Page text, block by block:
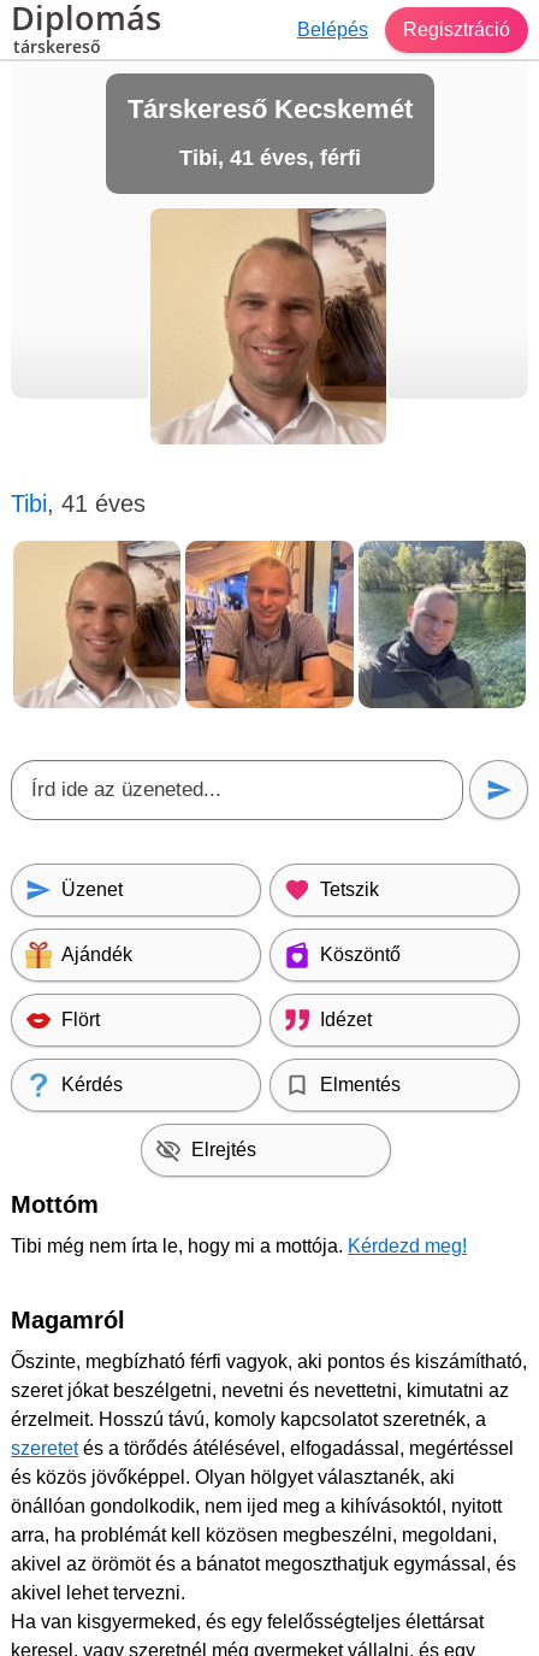
Diplomás
társkereső
Belépés Regisztráció
Társkereső Kecskemét
Tibi, 41 éves, férfi
Tibi, 41 éves
Üzenet Tetszik
Ajándék Köszöntő
Flört Idézet
Kérdés Elmentés
Elrejtés
Mottóm
Tibi még nem írta le, hogy mi a mottója. Kérdezd meg!
Magamról
Őszinte, megbízható férfi vagyok, aki pontos és kiszámítható,
szeret jókat beszélgetni, nevetni és nevettetni, kimutatni az
érzelmeit. Hosszú távú, komoly kapcsolatot szeretnék, a
szeretetés a törődés átélésével, elfogadással, megértéssel
és közös jövőképpel. Olyan hölgyet választanék, aki
önállóan gondolkodik, nem ijed meg a kihívásoktól, nyitott
arra, ha problémát kell közösen megbeszélni, megoldani,
akivel az örömöt és a bánatot megoszthatjuk egymással, és
akivel lehet tervezni.
Ha van kisgyermeked, és egy felelősségteljes élettársat
keresel, vagy szeretnél még gyermeket vállalni, és egy